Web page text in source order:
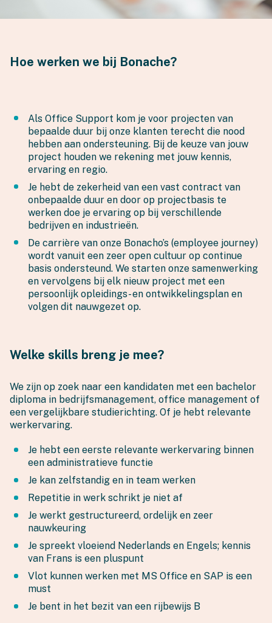
Hoe werken we bij Bonache?
Als Office Support kom je voor projecten van
bepaalde duur bij onze klanten terecht die nood
hebben aan ondersteuning. Bij de keuze van jouw
project houden we rekening met jouw kennis,
ervaring en regio.
Je hebt de zekerheid van een vast contract van
onbepaalde duur en door op projectbasis te
werken doe je ervaring op bij verschillende
bedrijven en industrieën.
De carrière van onze Bonacho’s (employee journey)
wordt vanuit een zeer open cultuur op continue
basis ondersteund. We starten onze samenwerking
en vervolgens bij elk nieuw project met een
persoonlijk opleidings- en ontwikkelingsplan en
volgen dit nauwgezet op.
Welke skills breng je mee?
We zijn op zoek naar een kandidaten met een bachelor
diploma in bedrijfsmanagement, office management of
een vergelijkbare studierichting. Of je hebt relevante
werkervaring.
Je hebt een eerste relevante werkervaring binnen
een administratieve functie
Je kan zelfstandig en in team werken
Repetitie in werk schrikt je niet af
Je werkt gestructureerd, ordelijk en zeer
nauwkeuring
Je spreekt vloeiend Nederlands en Engels; kennis
van Frans is een pluspunt
Vlot kunnen werken met MS Office en SAP is een
must
Je bent in het bezit van een rijbewijs B